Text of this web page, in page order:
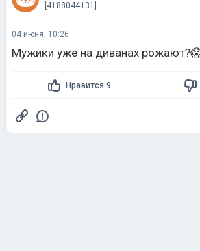
[4188044131]
04 июня, 10:26
Мужики уже на диванах
Нравится 9